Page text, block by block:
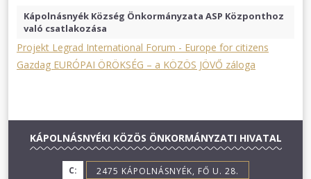
Kápolnásnyék Község Önkormányzata ASP Központhoz
való csatlakozása
Projekt Legrad International Forum - Europe for citizens
Gazdag EURÓPAI ÖRÖKSÉG – a KÖZÖS JÖVŐ záloga
KÁPOLNÁSNYÉKI KÖZÖS ÖNKORMÁNYZATI HIVATAL
C: 2475 KÁPOLNÁSNYÉK, FŐ U. 28.